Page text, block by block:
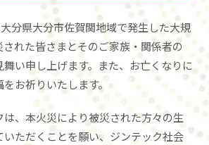
分県大分市佐賀関地域で発生した大規
れた皆さまとそのご家族・関係者の
い申し上げます。また、お亡くなりに
お祈りいたします。
、本火災により被災された方々の生
ただくことを願い、ジンテック社会